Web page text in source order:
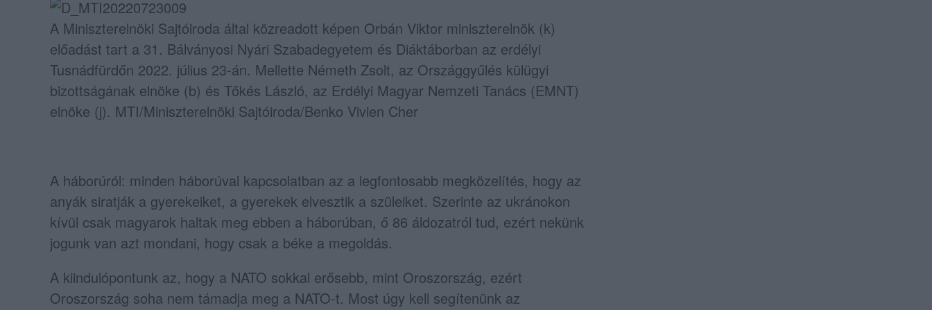
A Miniszterelnöki Sajtóiroda által közreadott képen Orbán Viktor miniszterelnök (k)
előadást tart a 31. Bálványosi Nyári Szabadegyetem és Diáktáborban az erdélyi
Tusnádfürdőn 2022. július 23-án. Mellette Németh Zsolt, az Országgyűlés külügyi
bizottságának elnöke (b) és Tőkés László, az Erdélyi Magyar Nemzeti Tanács (EMNT)
elnöke (j). MTI/Miniszterelnöki Sajtóiroda/Benko Vivien Cher
A háborúról: minden háborúval kapcsolatban az a legfontosabb megközelítés, hogy az
anyák siratják a gyerekeiket, a gyerekek elvesztik a szüleiket. Szerinte az ukránokon
kívül csak magyarok haltak meg ebben a háborúban, ő 86 áldozatról tud, ezért nekünk
jogunk van azt mondani, hogy csak a béke a megoldás.
A kiindulópontunk az, hogy a NATO sokkal erősebb, mint Oroszország, ezért
Oroszország soha nem támadja meg a NATO-t. Most úgy kell segítenünk az